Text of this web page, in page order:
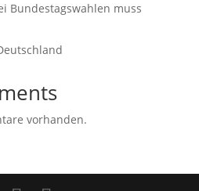
Bundestagswahlen muss
vorhanden.